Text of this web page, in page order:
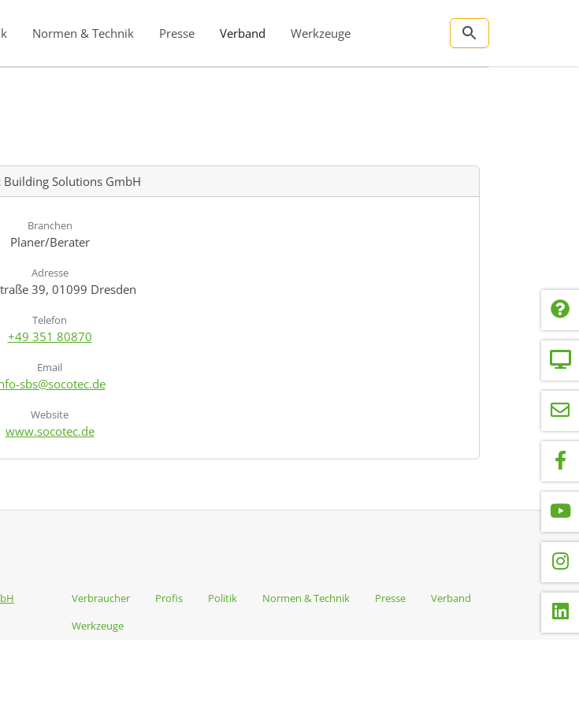
Normen & Technik Presse Verband Werkzeuge
Building Solutions GmbH
Branchen
Planer/Berater
Adresse
39, 01099 Dresden
Telefon
+49 351 80870
Email
sbs@socotec.de
Website
www.socotec.de
Verbraucher Profis Politik Normen & Technik Presse
Verband
Werkzeuge